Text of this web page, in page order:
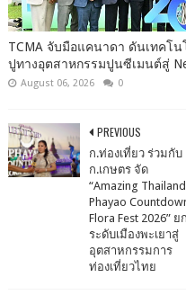
TCMA จับมือแคนาดา ดันเทคโ
ปูทางอุตสาหกรรมปูนซีเมนต์สู่
August 06, 2026 0
PREVIOUS
ก.ท่องเที่ยว ร่วมกับ
ก.เกษตร จัด
“Amazing Thailand
Phayao
Flora Fest 2026” ยก
ระดับเมืองพะเยาสู่
อุตสาหกรรมการ
ท่องเที่ยวไทย